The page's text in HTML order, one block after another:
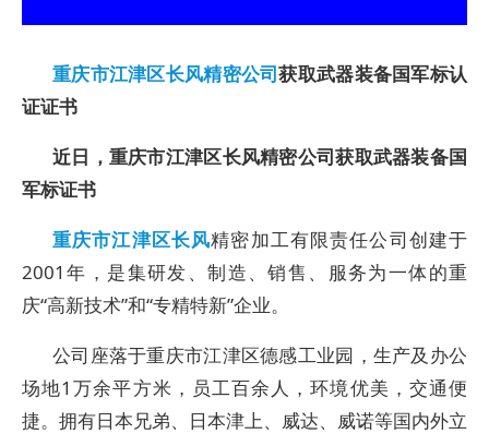
重庆市江津区长风精密公司获取武器装备国军标认
证证书
近日，重庆市江津区长风精密公司获取武器装备国
军标证书
重庆市江津区长风精密加工有限责任公司创建于
2001年，是集研发、制造、销售、服务为一体的重
庆“高新技术”和“专精特新”企业。
公司座落于重庆市江津区德感工业园，生产及办公
场地1万余平方米，员工百余人，环境优美，交通便
捷。拥有日本兄弟、日本津上、威达、威诺等国内外立